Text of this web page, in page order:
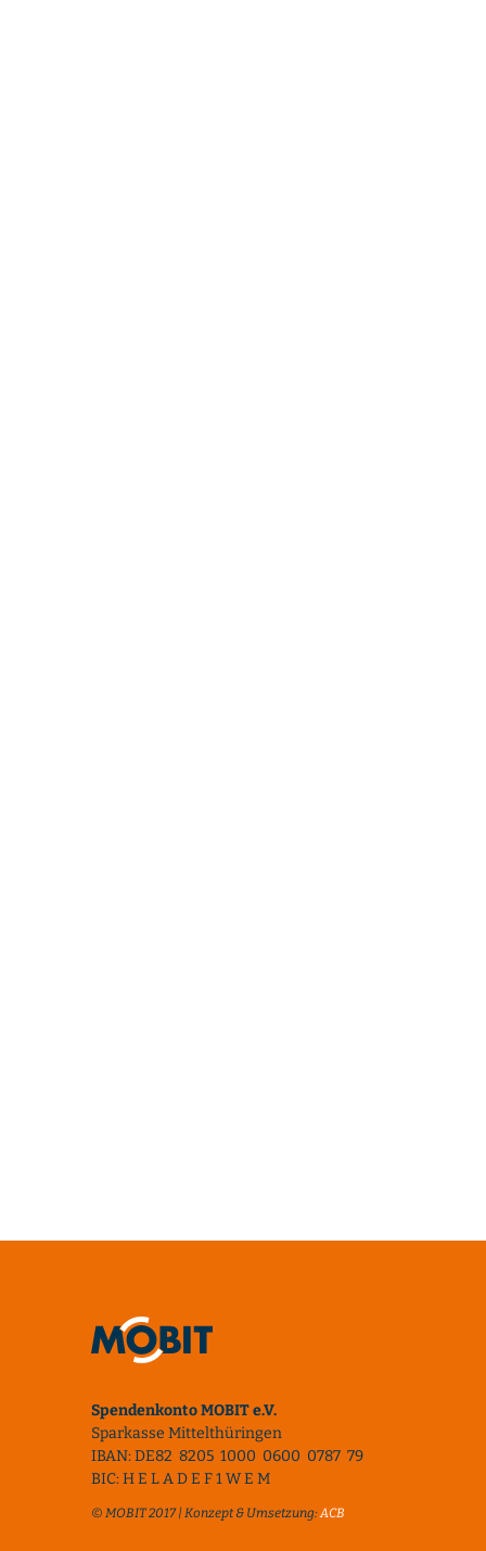
Spendenkonto MOBIT e.V.
Sparkasse Mittelthüringen
IBAN: DE82 8205 1000 0600 0787 79
BIC: H E L A D E F 1 W E M
© MOBIT 2017 | Konzept & Umsetzung:ACB